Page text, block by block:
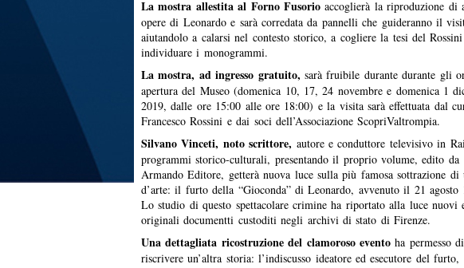
La mostra allestita al Forno Fusorio accoglierà la riproduzione di
opere di Leonardo e sarà corredata da pannelli che guideranno il
aiutandolo a calarsi nel contesto storico, a cogliere la tesi del
individuare i monogrammi.
La mostra, ad ingresso gratuito, sarà fruibile durante durante gli
apertura del Museo (domenica 10, 17, 24 novembre e domenica 1
2019, dalle ore 15:00 alle ore 18:00) e la visita sarà effettuata dal
Francesco Rossini e dai soci dell’Associazione ScopriValtrompia.
Silvano Vinceti, noto scrittore, autore e conduttore televisivo in
programmi storico-culturali, presentando il proprio volume, edito da
Armando Editore, getterà nuova luce sulla più famosa sottrazione di
d’arte: il furto della “Gioconda” di Leonardo, avvenuto il 21 agosto
Lo studio di questo spettacolare crimine ha riportato alla luce nuovi
originali documentti custoditi negli archivi di stato di Firenze.
Una dettagliata ricostruzione del clamoroso evento ha permesso di
riscrivere un’altra storia: l’indiscusso ideatore ed esecutore del furto,